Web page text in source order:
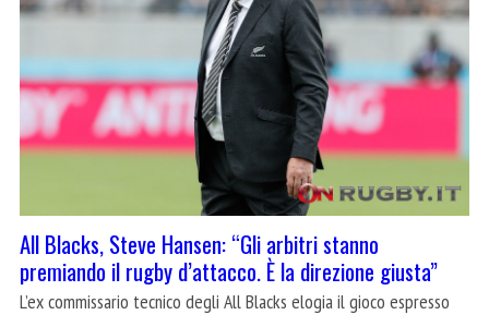
All Blacks, Steve Hansen: “Gli arbitri stanno
premiando il rugby d’attacco. È la direzione giusta”
L’ex commissario tecnico degli All Blacks elogia il gioco espresso